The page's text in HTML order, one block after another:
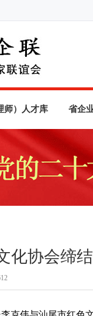
师）人才库 省企
化协会缔